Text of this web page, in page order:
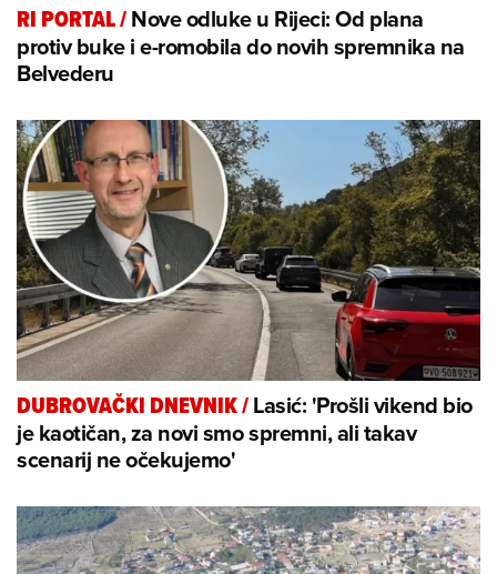
RI PORTAL/Nove odluke u Rijeci: Od plana
protiv buke i e-romobila do novih spremnika na
Belvederu
DUBROVAČKI DNEVNIK/Lasić: 'Prošli vikend bio
je kaotičan, za novi smo spremni, ali takav
scenarij ne očekujemo'